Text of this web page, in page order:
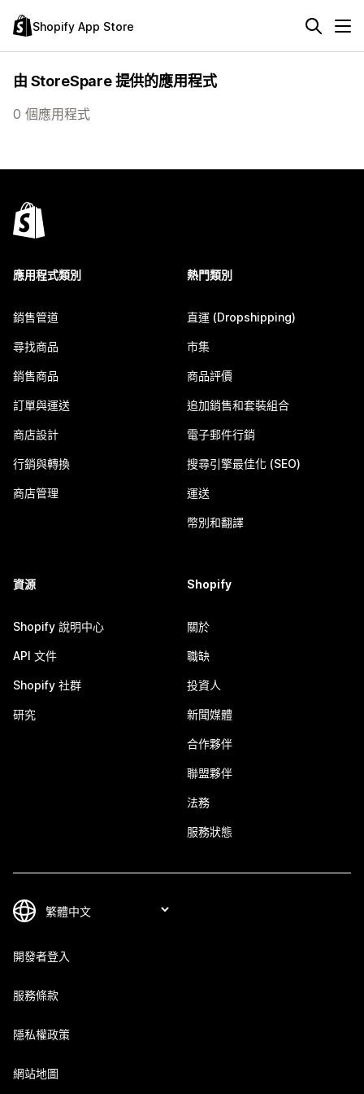
Shopify App Store
由 StoreSpare 提供的應用程式
0 個應用程式
應用程式類別
銷售管道
尋找商品
銷售商品
訂單與運送
商店設計
行銷與轉換
商店管理
熱門類別
直運 (Dropshipping)
市集
商品評價
追加銷售和套裝組合
電子郵件行銷
搜尋引擎最佳化 (SEO)
運送
幣別和翻譯
資源
Shopify 說明中心
API 文件
Shopify 社群
研究
Shopify
關於
職缺
投資人
新聞媒體
合作夥伴
聯盟夥伴
法務
服務狀態
開發者登入
服務條款
隱私權政策
網站地圖